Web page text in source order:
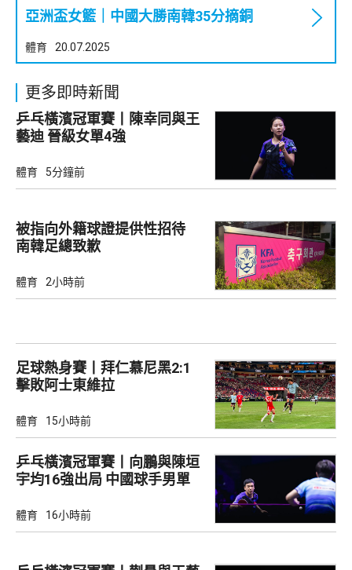
亞洲盃女籃｜中國大勝南韓35分摘銅
體育 20.07.2025
更多即時新聞
乒乓橫濱冠軍賽丨陳幸同與王
藝迪 晉級女單4強
體育 5分鐘前
被指向外籍球證提供性招待
南韓足總致歉
體育 2小時前
足球熱身賽丨拜仁慕尼黑2:1
擊敗阿士東維拉
體育 15小時前
乒乓橫濱冠軍賽丨向鵬與陳垣
宇均16強出局 中國球手男單
體育 16小時前